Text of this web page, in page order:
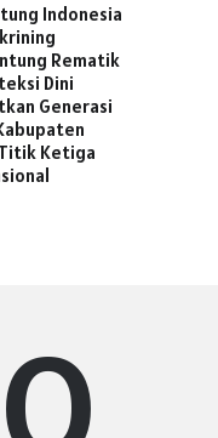
Indonesia
Rematik
Dini
Generasi
Ketiga